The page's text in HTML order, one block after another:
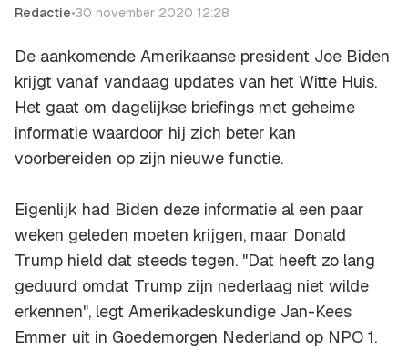
Redactie•30 november 2020 12:28
De aankomende Amerikaanse president Joe Biden
krijgt vanaf vandaag updates van het Witte Huis.
Het gaat om dagelijkse briefings met geheime
informatie waardoor hij zich beter kan
voorbereiden op zijn nieuwe functie.
Eigenlijk had Biden deze informatie al een paar
weken geleden moeten krijgen, maar Donald
Trump hield dat steeds tegen. "Dat heeft zo lang
geduurd omdat Trump zijn nederlaag niet wilde
erkennen", legt Amerikadeskundige Jan-Kees
Emmer uit in Goedemorgen Nederland op NPO 1.